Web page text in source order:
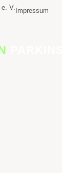
V. Impressum